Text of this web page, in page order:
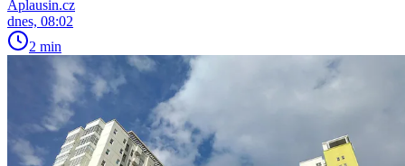
Aplausin.cz
dnes, 08:02
2 min